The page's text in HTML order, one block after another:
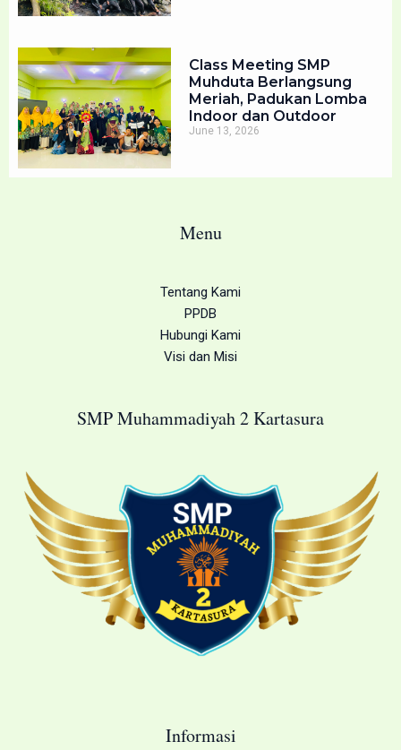
Class Meeting SMP
Muhduta Berlangsung
Meriah, Padukan Lomba
Indoor dan Outdoor
June 13, 2026
Menu
Tentang Kami
PPDB
Hubungi Kami
Visi dan Misi
SMP Muhammadiyah 2 Kartasura
Informasi